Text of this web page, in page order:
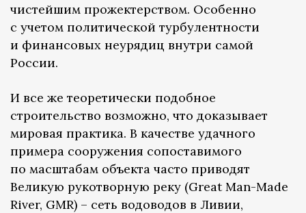
чистейшим прожектерством. Особенно
с учетом политической турбулентности
и финансовых неурядиц внутри самой
России.
И все же теоретически подобное
строительство возможно, что доказывает
мировая практика. В качестве удачного
примера сооружения сопоставимого
по масштабам объекта часто приводят
Великую рукотворную реку (Great Man-Made
River, GMR) – сеть водоводов в Ливии,